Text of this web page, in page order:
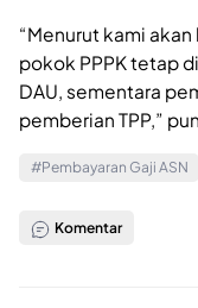
“Menurut kami
pokok PPPK tetap
DAU, sementara
pemberian TPP,”
#Pembayaran Gaji ASN
Komentar